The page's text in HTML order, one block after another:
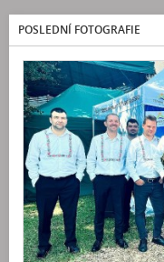
POSLEDNÍ FOTOGRAFIE